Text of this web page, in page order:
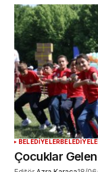
BELEDİYELER
Çocuklar